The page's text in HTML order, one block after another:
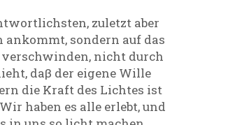
zuletzt aber
ankommt, sondern auf das
verschwinden, nicht durch
daβ der eigene Wille
die Kraft des Lichtes ist
haben es alle erlebt, und